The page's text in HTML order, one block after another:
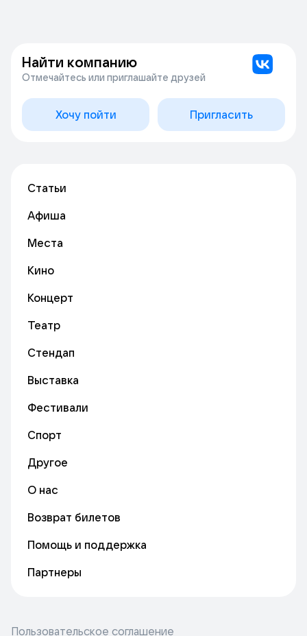
Найти компанию
Отмечайтесь или приглашайте друзей
Хочу пойти Пригласить
Статьи
Афиша
Места
Кино
Концерт
Театр
Стендап
Выставка
Фестивали
Спорт
Другое
О нас
Возврат билетов
Помощь и поддержка
Партнеры
Пользовательское соглашение